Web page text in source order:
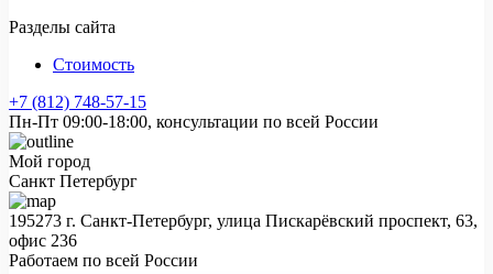
Разделы сайта
Стоимость
+7 (812) 748-57-15
Пн-Пт 09:00-18:00, консультации по всей России
Мой город
Санкт Петербург
195273 г. Санкт-Петербург, улица Пискарёвский проспект, 63,
офис 236
Работаем по всей России